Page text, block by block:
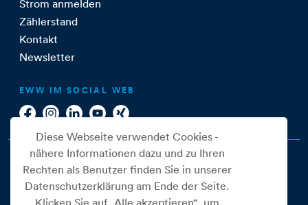
Strom anmelden
Zählerstand
Kontakt
Newsletter
EWW IM SOCIAL WEB
Diese Webseite verwendet Cookies -
nähere Informationen dazu und zu Ihren
Rechten als Benutzer finden Sie in unserer
Datenschutzerklärung am Ende der Seite.
Klicken Sie auf „Alle akzeptieren“, um